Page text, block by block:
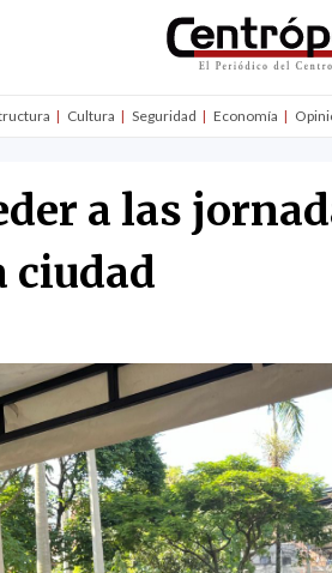
Cultura Seguridad Economía
a las
ciudad